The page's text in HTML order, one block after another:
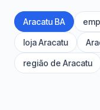
Aracatu BA
loja Aracatu
região de Aracatu